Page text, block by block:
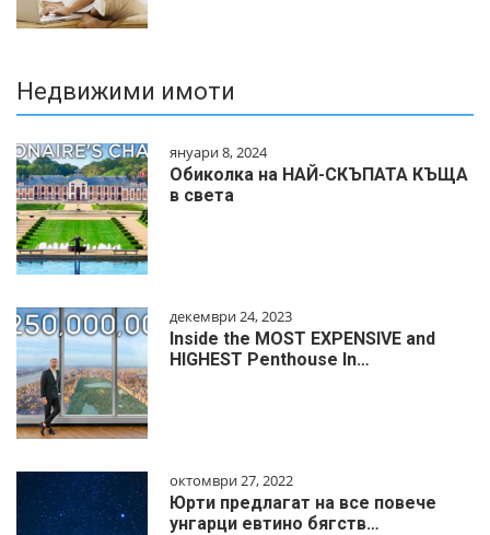
Недвижими имоти
януари 8, 2024
Обиколка на НАЙ-СКЪПАТА КЪЩА
в света
декември 24, 2023
Inside the MOST EXPENSIVE and
HIGHEST Penthouse In…
октомври 27, 2022
Юрти предлагат на все повече
унгарци евтино бягств…